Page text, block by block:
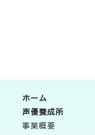
ホーム
声優養成所
事業概要